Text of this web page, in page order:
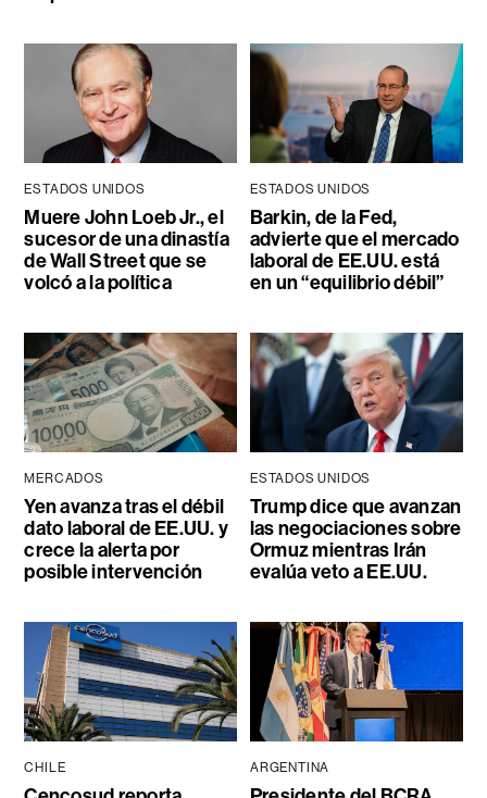
ESTADOS UNIDOS
Muere John Loeb Jr., el
sucesor de una dinastía
de Wall Street que se
volcó a la política
ESTADOS UNIDOS
Barkin, de la Fed,
advierte que el mercado
laboral de EE.UU. está
en un “equilibrio débil”
MERCADOS
Yen avanza tras el débil
dato laboral de EE.UU. y
crece la alerta por
posible intervención
ESTADOS UNIDOS
Trump dice que avanzan
las negociaciones sobre
Ormuz mientras Irán
evalúa veto a EE.UU.
CHILE ARGENTINA